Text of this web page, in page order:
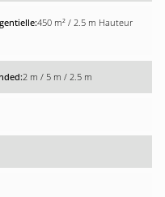
450 m² / 2.5 m Hauteur
2 m / 5 m / 2.5 m